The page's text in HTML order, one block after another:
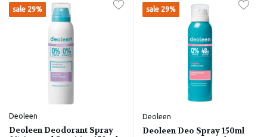
sale 29%
Deoleen
Deoleen Deodorant Spray
sale 29%
Deoleen
Deoleen Deo Spray 150ml